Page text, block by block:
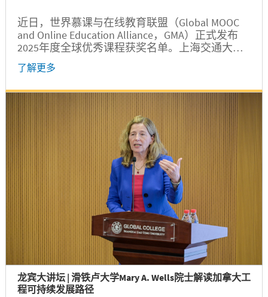
近日，世界慕课与在线教育联盟（Global MOOC
and Online Education Alliance，GMA）正式发布
2025年度全球优秀课程获奖名单。上海交通大学
浦江国际学院教师周德智主讲的课程《燃烧学》
成功入围，获颁“GMA奖”。...
了解更多
龙宾大讲坛 | 滑铁卢大学Mary A. Wells院士解读加拿大工
程可持续发展路径